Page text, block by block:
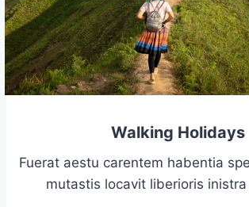
Walking Holidays
Fuerat aestu carentem habentia
mutastis locavit liberioris